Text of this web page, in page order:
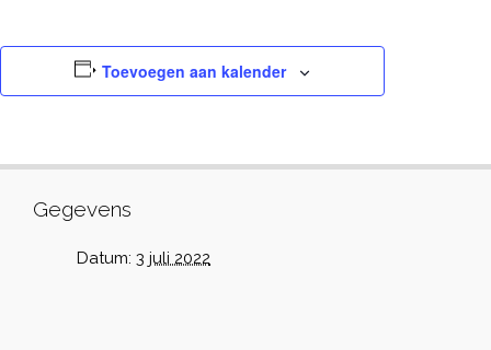
Toevoegen aan kalender
Gegevens
Datum: 3 juli 2022